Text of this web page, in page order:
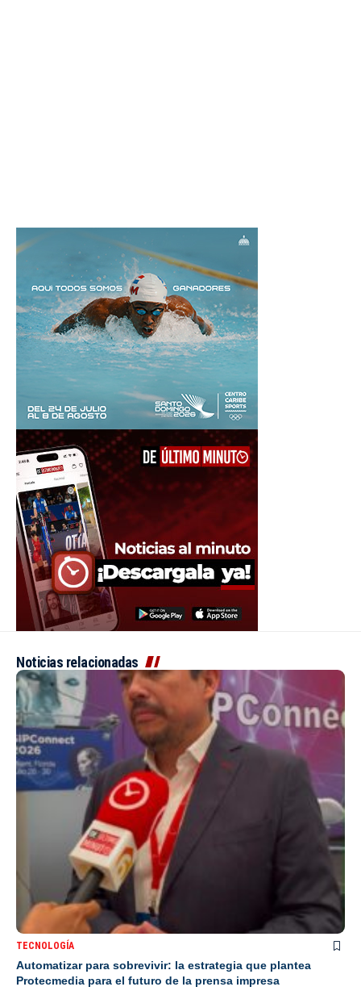
Noticias relacionadas
TECNOLOGÍA
Automatizar para sobrevivir: la estrategia que plantea
Protecmedia para el futuro de la prensa impresa